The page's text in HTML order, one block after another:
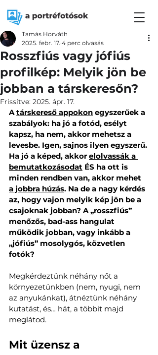
Rosszfiús vagy jófiús
profilkép: Melyik jön be
jobban a társkeresőn?
Tamás Horváth
2025. febr. 17. 4 perc olvasás
Frissítve: 2025. ápr. 17.
A társkereső appokon egyszerűek a
szabályok: ha jó a fotód, esélyt
kapsz, ha nem, akkor mehetsz a
levesbe. Igen, sajnos ilyen egyszerű.
Ha jó a képed, akkor elolvassák a
bemutatkozásodat ÉS ha ott is
minden rendben van, akkor mehet
a jobbra húzás. Na de a nagy kérdés
az, hogy vajon melyik kép jön be a
csajoknak jobban? A „rosszfiús”
menőzős, bad-ass hangulat
működik jobban, vagy inkább a
„jófiús” mosolygós, közvetlen
fotók?
Megkérdeztünk néhány nőt a
környezetünkben (nem, nyugi, nem
az anyukánkat), átnéztünk néhány
kutatást, és… hát, a többit majd
meglátod.
Mit üzensz a